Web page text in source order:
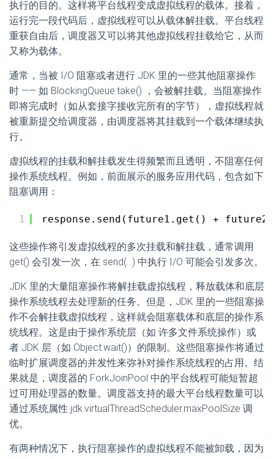
执行的目的。这样将平台线程变成虚拟线程的载体。接着，
运行完一段代码后，虚拟线程可以从载体解挂载。平台线程
重获自由后，调度器又可以将其他虚拟线程挂载给它，从而
又称为载体。
通常，当被 I/O 阻塞或者进行 JDK 里的一些其他阻塞操作
时 —— 如 BlockingQueue.take() ，会被解挂载。当阻塞操作
即将完成时（如从套接字接收完所有的字节），虚拟线程就
被重新提交给调度器，由调度器将其挂载到一个载体继续执
行。
虚拟线程的挂载和解挂载发生得频繁而且透明，不阻塞任何
操作系统线程。例如，前面展示的服务应用代码，包含如下
阻塞调用：
1 response.send(future1.get() +
这些操作将引发虚拟线程的多次挂载和解挂载，通常调用
get() 会引发一次，在 send(…) 中执行 I/O 可能会引发多次。
JDK 里的大量阻塞操作将解挂载虚拟线程，释放载体和底层
操作系统线程去处理新的任务。但是，JDK 里的一些阻塞操
作不会解挂载虚拟线程，这样就会阻塞载体和底层的操作系
统线程。这是由于操作系统层（如 许多文件系统操作）或
者 JDK 层（如 Object.wait()）的限制。这些阻塞操作将通过
临时扩展调度器的并发性来弥补对操作系统线程的占用。结
果就是，调度器的 ForkJoinPool 中的平台线程可能短暂超
过可用处理器的数量。调度器支持的最大平台线程数量可以
通过系统属性 jdk.virtualThreadScheduler.maxPoolSize 调
优。
有两种情况下，执行阻塞操作的虚拟线程不能被卸载，因为